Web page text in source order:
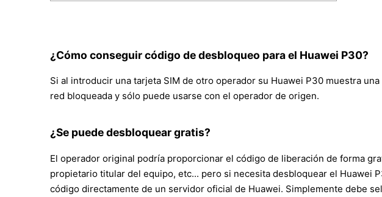
¿Cómo conseguir código de desbloqueo para el Huawei P30?
Si al introducir una tarjeta SIM de otro operador su Huawei P30 muestra
red bloqueada y sólo puede usarse con el operador de origen.
¿Se puede desbloquear gratis?
El operador original podría proporcionar el código de liberación de forma
propietario titular del equipo, etc... pero si necesita desbloquear el Huawei
código directamente de un servidor oficial de Huawei. Simplemente debe